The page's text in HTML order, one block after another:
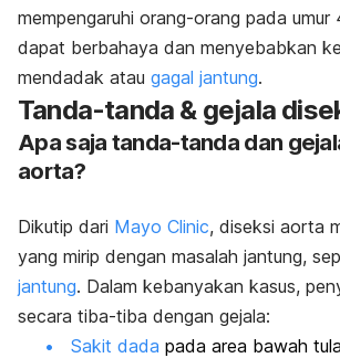
mempengaruhi orang-orang pada umur
dapat berbahaya dan menyebabkan
mendadak atau gagal jantung.
Tanda-tanda & gejala
Apa saja tanda-tanda dan
aorta?
Dikutip dari Mayo Clinic, diseksi aorta
yang mirip dengan masalah jantung,
jantung. Dalam kebanyakan kasus,
secara tiba-tiba dengan gejala:
Sakit dada pada area bawah